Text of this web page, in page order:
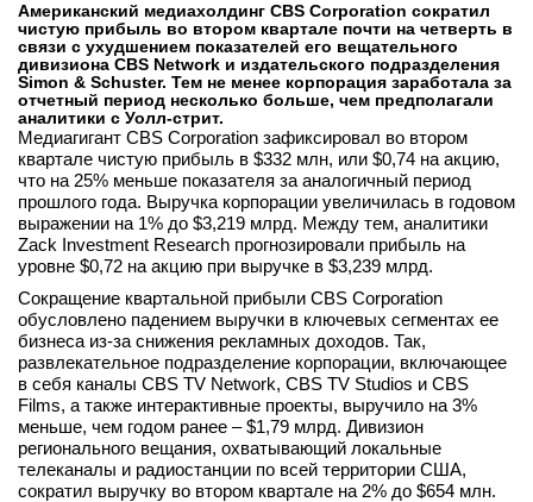
Lifestyle
Мероприятия
Новости
Интервью
вконтакте
телеграм
Стать автором
Вход
Американский медиахолдинг CBS Corporation сократил
чистую прибыль во втором квартале почти на четверть в
связи с ухудшением показателей его вещательного
дивизиона CBS Network и издательского подразделения
Simon & Schuster. Тем не менее корпорация заработала за
отчетный период несколько больше, чем предполагали
аналитики с Уолл-стрит.
Медиагигант CBS Corporation зафиксировал во втором
квартале чистую прибыль в $332 млн, или $0,74 на акцию,
что на 25% меньше показателя за аналогичный период
прошлого года. Выручка корпорации увеличилась в годовом
выражении на 1% до $3,219 млрд. Между тем, аналитики
Zack Investment Research прогнозировали прибыль на
уровне $0,72 на акцию при выручке в $3,239 млрд.
Сокращение квартальной прибыли CBS Corporation
обусловлено падением выручки в ключевых сегментах ее
бизнеса из-за снижения рекламных доходов. Так,
развлекательное подразделение корпорации, включающее
в себя каналы CBS TV Network, CBS TV Studios и CBS
Films, а также интерактивные проекты, выручило на 3%
меньше, чем годом ранее – $1,79 млрд. Дивизион
регионального вещания, охватывающий локальные
телеканалы и радиостанции по всей территории США,
сократил выручку во втором квартале на 2% до $654 млн.